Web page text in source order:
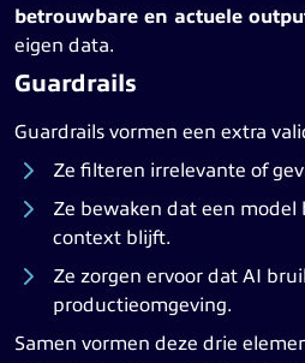
betrouwbare en actuele
eigen data.
Guardrails
Guardrails vormen een extra
Ze filteren irrelevante of
Ze bewaken dat een model
context blijft.
Ze zorgen ervoor dat AI
productieomgeving.
Samen vormen deze drie